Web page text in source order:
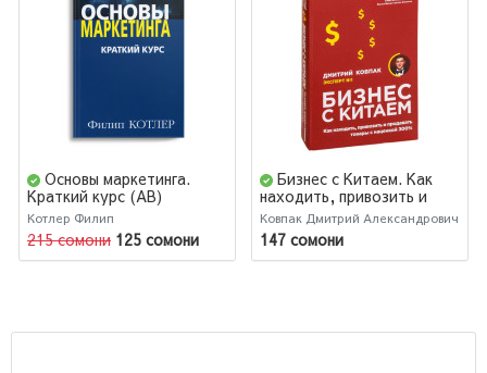
Основы маркетинга.
Краткий курс (AB)
Котлер Филип
215 сомони 125 сомони
Бизнес с Китаем. Как
находить, привозить и
продавать товары с
наценкой 300%
Ковпак Дмитрий Александрович
147 сомони